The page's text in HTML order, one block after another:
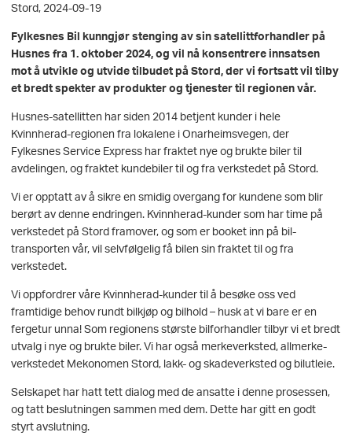
Stord, 2024-09-19
Fylkesnes Bil kunngjør stenging av sin satellittforhandler på
Husnes fra 1. oktober 2024, og vil nå konsentrere innsatsen
mot å utvikle og utvide tilbudet på Stord, der vi fortsatt vil tilby
et bredt spekter av produkter og tjenester til regionen vår.
Husnes-satellitten har siden 2014 betjent kunder i hele
Kvinnherad-regionen fra lokalene i Onarheimsvegen, der
Fylkesnes Service Express har fraktet nye og brukte biler til
avdelingen, og fraktet kundebiler til og fra verkstedet på Stord.
Vi er opptatt av å sikre en smidig overgang for kundene som blir
berørt av denne endringen. Kvinnherad-kunder som har time på
verkstedet på Stord framover, og som er booket inn på bil-
transporten vår, vil selvfølgelig få bilen sin fraktet til og fra
verkstedet.
Vi oppfordrer våre Kvinnherad-kunder til å besøke oss ved
framtidige behov rundt bilkjøp og bilhold – husk at vi bare er en
fergetur unna! Som regionens største bilforhandler tilbyr vi et bredt
utvalg i nye og brukte biler. Vi har også merkeverksted, allmerke-
verkstedet Mekonomen Stord, lakk- og skadeverksted og bilutleie.
Selskapet har hatt tett dialog med de ansatte i denne prosessen,
og tatt beslutningen sammen med dem. Dette har gitt en godt
styrt avslutning.